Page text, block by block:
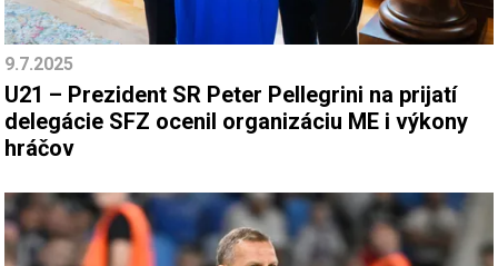
9.7.2025
U21 – Prezident SR Peter Pellegrini na prijatí
delegácie SFZ ocenil organizáciu ME i výkony
hráčov